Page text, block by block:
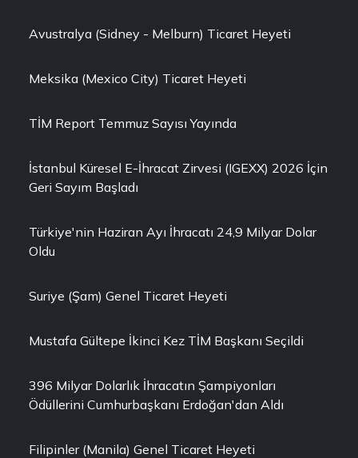
Avustralya (Sidney - Melburn) Ticaret Heyeti
Meksika (Mexico City) Ticaret Heyeti
TİM Report Temmuz Sayısı Yayında
İstanbul Küresel E-İhracat Zirvesi (IGEXX) 2026 İçin
Geri Sayım Başladı
Türkiye'nin Haziran Ayı İhracatı 24,9 Milyar Dolar
Oldu
Suriye (Şam) Genel Ticaret Heyeti
Mustafa Gültepe İkinci Kez TİM Başkanı Seçildi
396 Milyar Dolarlık İhracatın Şampiyonları
Ödüllerini Cumhurbaşkanı Erdoğan'dan Aldı
Filipinler (Manila) Genel Ticaret Heyeti